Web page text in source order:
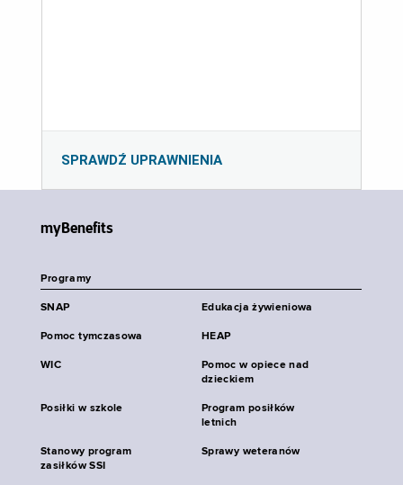
SPRAWDŹ UPRAWNIENIA
myBenefits
Programy
SNAP Edukacja żywieniowa
Pomoc tymczasowa HEAP
WIC
Pomoc w opiece nad
dzieckiem
Posiłki w szkole
Program posiłków
letnich
Stanowy program
zasiłków SSI
Sprawy weteranów